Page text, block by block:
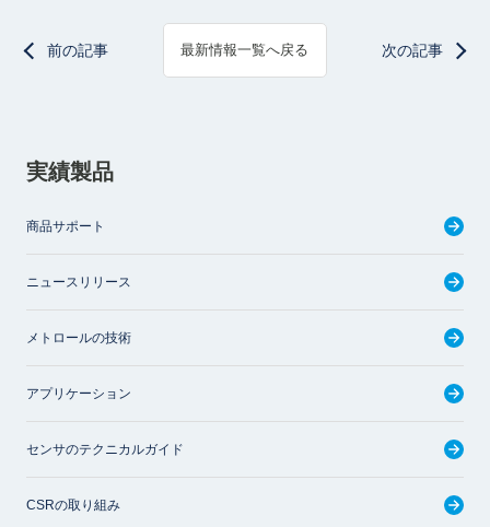
前の記事 最新情報一覧へ戻る 次の記事
実績製品
商品サポート
ニュースリリース
メトロールの技術
アプリケーション
センサのテクニカルガイド
CSRの取り組み